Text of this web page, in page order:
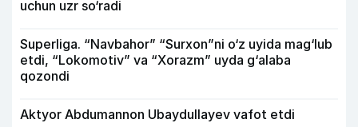
uchun uzr so‘radi
Superliga. “Navbahor” “Surxon”ni o‘z uyida mag‘lub
etdi, “Lokomotiv” va “Xorazm” uyda g‘alaba
qozondi
Aktyor Abdu­mannon Ubaydullayev vafot etdi